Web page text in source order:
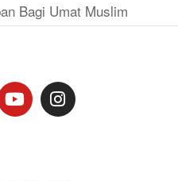
Bagi Umat Muslim